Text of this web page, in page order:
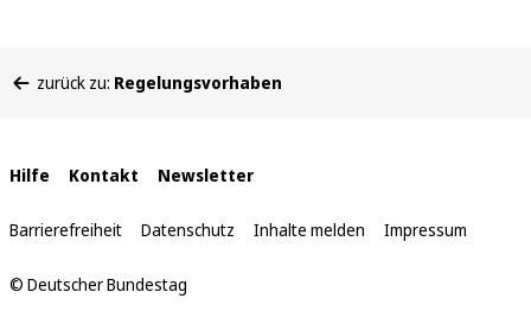
befinden
zurück zu: Regelungsvorhaben
Interne
Links
Hilfe Kontakt Newsletter
Barrierefreiheit Datenschutz Inhalte melden Impressum
© Deutscher Bundestag